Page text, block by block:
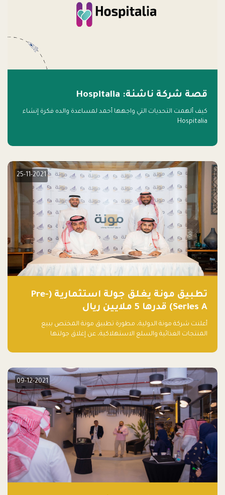
قصة شركة ناشئة: Hospitalia
كيف ألهمت التحديات التي واجهها أحمد لمساعدة والده فكرة إنشاء
Hospitalia
25-11-2021
تطبيق مونة يغلق جولة استثمارية (Pre-
Series A) قدرها 5 ملايين ريال
أعلنت شركة مونة الدولية، مطورة تطبيق مونة المختص ببيع
المنتجات الغذائية والسلع الاستهلاكية، عن إغلاق جولتها
دولار أمريكي)، بقيادة شركتي دعم المنشآت المحدودة وتسارع القابضة
09-12-2021